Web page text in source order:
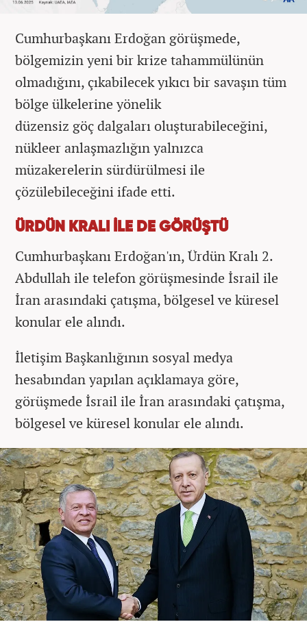
Cumhurbaşkanı Erdoğan görüşmede,
bölgemizin yeni bir krize tahammülünün
olmadığını, çıkabilecek yıkıcı bir savaşın tüm
bölge ülkelerine yönelik
düzensiz göç dalgaları oluşturabileceğini,
nükleer anlaşmazlığın yalnızca
müzakerelerin sürdürülmesi ile
çözülebileceğini ifade etti.
ÜRDÜN KRALI İLE DE GÖRÜŞTÜ
Cumhurbaşkanı Erdoğan'ın, Ürdün Kralı 2.
Abdullah ile telefon görüşmesinde İsrail ile
İran arasındaki çatışma, bölgesel ve küresel
konular ele alındı.
İletişim Başkanlığının sosyal medya
hesabından yapılan açıklamaya göre,
görüşmede İsrail ile İran arasındaki çatışma,
bölgesel ve küresel konular ele alındı.